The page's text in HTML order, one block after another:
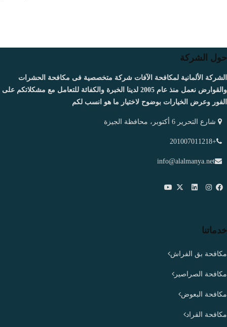
حول الشركة
الشركة الألمانية لمكافحة الآفات شركة متخصصية فى مكافحة الحشرات
والقوارض نعمل منذ عام 2005 لدينا الخبرة والكفائة للتعامل مع مشكلاتكم على
الفور وعرض الخيارات بوضوح لاختيار ما هو انسب لكم
شارع التحرير 6 أكتوبر، محافظة الجيزة
+201007011218
info@alalmanya.net
خدماتنا
مكافحة بق الفراش
مكافحة الصراصير
مكافحة البعوض
مكافحة القراد